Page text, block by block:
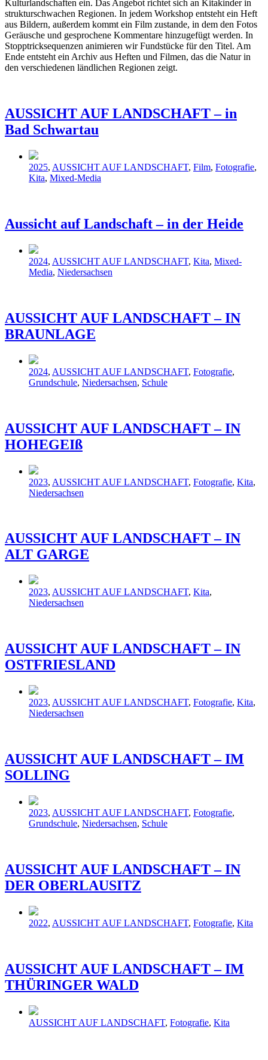
Kulturlandschaften ein. Das Angebot richtet sich an Kitakinder in
strukturschwachen Regionen. In jedem Workshop entsteht ein Heft
aus Bildern, außerdem kommt ein Film zustande, in dem den Fotos
Geräusche und gesprochene Kommentare hinzugefügt werden. In
Stopptricksequenzen animieren wir Fundstücke für den Titel. Am
Ende entsteht ein Archiv aus Heften und Filmen, das die Natur in
den verschiedenen ländlichen Regionen zeigt.
AUSSICHT AUF LANDSCHAFT – in
Bad Schwartau
Veröffentlicht
in
2025, AUSSICHT AUF LANDSCHAFT, Film, Fotografie,
Kita, Mixed-Media
Aussicht auf Landschaft – in der Heide
Veröffentlicht
in
2024, AUSSICHT AUF LANDSCHAFT, Kita, Mixed-
Media, Niedersachsen
AUSSICHT AUF LANDSCHAFT – IN
BRAUNLAGE
Veröffentlicht
in
2024, AUSSICHT AUF LANDSCHAFT, Fotografie,
Grundschule, Niedersachsen, Schule
AUSSICHT AUF LANDSCHAFT – IN
HOHEGEIß
Veröffentlicht
in
2023, AUSSICHT AUF LANDSCHAFT, Fotografie, Kita,
Niedersachsen
AUSSICHT AUF LANDSCHAFT – IN
ALT GARGE
Veröffentlicht
in
2023, AUSSICHT AUF LANDSCHAFT, Kita,
Niedersachsen
AUSSICHT AUF LANDSCHAFT – IN
OSTFRIESLAND
Veröffentlicht
in
2023, AUSSICHT AUF LANDSCHAFT, Fotografie, Kita,
Niedersachsen
AUSSICHT AUF LANDSCHAFT – IM
SOLLING
Veröffentlicht
in
2023, AUSSICHT AUF LANDSCHAFT, Fotografie,
Grundschule, Niedersachsen, Schule
AUSSICHT AUF LANDSCHAFT – IN
DER OBERLAUSITZ
Veröffentlicht
2022, AUSSICHT AUF LANDSCHAFT, Fotografie, Kita
AUSSICHT AUF LANDSCHAFT – IM
THÜRINGER WALD
Veröffentlicht
AUSSICHT AUF LANDSCHAFT, Fotografie, Kita